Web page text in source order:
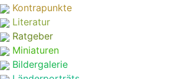
Kontrapunkte
Literatur
Ratgeber
Miniaturen
Bildergalerie